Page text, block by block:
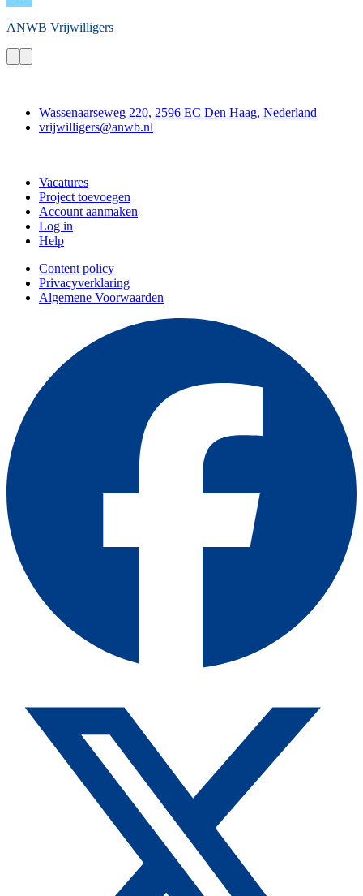
ANWB Vrijwilligers
Wassenaarseweg 220, 2596 EC Den Haag, Nederland
vrijwilligers@anwb.nl
Vacatures
Project toevoegen
Account aanmaken
Log in
Help
Content policy
Privacyverklaring
Algemene Voorwaarden